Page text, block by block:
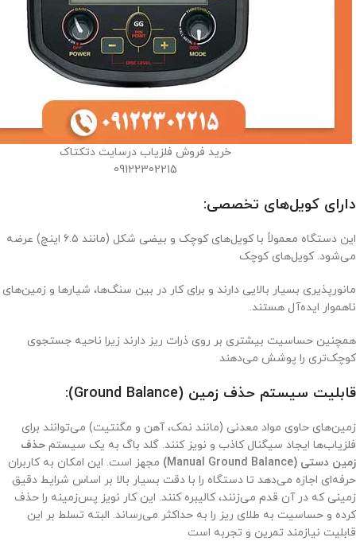
خرید فروش فلزیاب درسایت دتکتاک
09122302215
دارای کویل‌های تخصصی:
این دستگاه معمولاً با کویل‌های کوچک و بیضی شکل (مانند ۶.۵ اینچ) عرضه
می‌شود. کویل‌های کوچک
مانورپذیری بسیار بالایی دارند و برای کار در بین سنگ‌ها، شیارها و زمین‌های
ناهموار ایده‌آل هستند.
همچنین حساسیت بیشتری بر روی ذرات ریز دارند زیرا ناحیه جستجوی
کوچک‌تری را پوشش می‌دهند
قابلیت سیستم حذف زمین (Ground Balance):
زمین‌های حاوی مواد معدنی (مانند نمک، آهن و مگنتیت) می‌توانند برای
فلزیاب‌ها ایجاد سیگنال کاذب و نویز کنند. گلد باگ به یک سیستم حذف
زمین دستی (Manual Ground Balance)
مجهز است. این امکان به کاربران
حرفه‌ای اجازه می‌دهد تا دستگاه را با دقت بسیار بالا بر اساس شرایط دقیق
زمینی که در آن قدم می‌زنند، کالیبره کنند. این کار نویز پس‌زمینه را حذف
کرده و حساسیت به طلای ریز را به حداکثر می‌رساند. البته تسلط بر این
قابلیت نیازمند تمرین و تجربه است